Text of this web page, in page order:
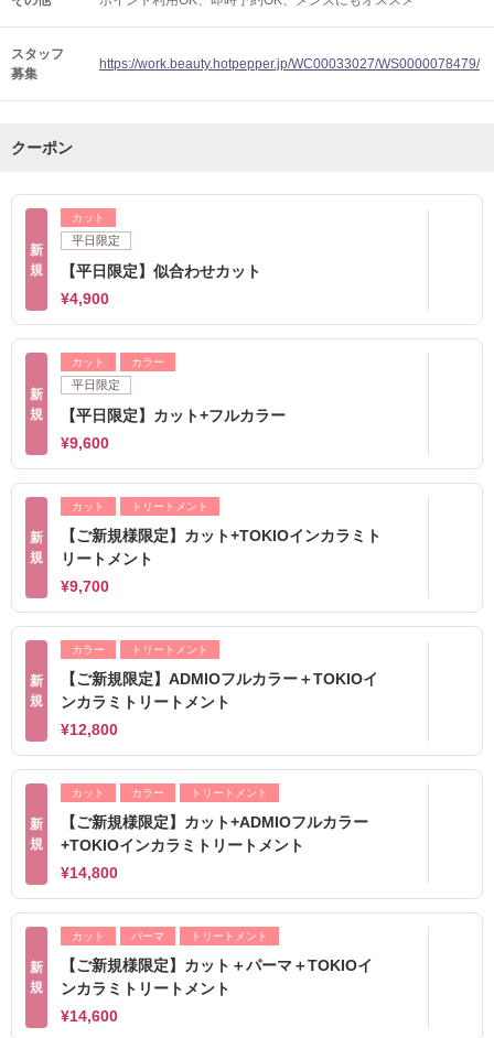
スタッフ
募集
https://work.beauty.hotpepper.jp/WC00033027/WS0000078479/
クーポン
新
規
カット
平日限定
【平日限定】似合わせカット
¥4,900
新
規
カット カラー
平日限定
【平日限定】カット+フルカラー
¥9,600
新
規
カット トリートメント
【ご新規様限定】カット+TOKIOインカラミト
リートメント
¥9,700
新
規
カラー トリートメント
【ご新規限定】ADMIOフルカラー＋TOKIOイ
ンカラミトリートメント
¥12,800
新
規
カット カラー トリートメント
【ご新規様限定】カット+ADMIOフルカラー
+TOKIOインカラミトリートメント
¥14,800
新
規
カット パーマ トリートメント
【ご新規様限定】カット＋パーマ＋TOKIOイ
ンカラミトリートメント
¥14,600